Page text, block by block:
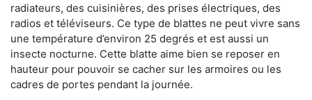
radiateurs, des cuisinières, des prises électriques, des
radios et téléviseurs. Ce type de blattes ne peut vivre sans
une température d’environ 25 degrés et est aussi un
insecte nocturne. Cette blatte aime bien se reposer en
hauteur pour pouvoir se cacher sur les armoires ou les
cadres de portes pendant la journée.